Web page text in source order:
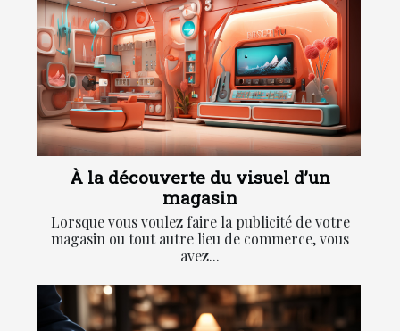
À la découverte du visuel d’un
magasin
Lorsque vous voulez faire la publicité de votre
magasin ou tout autre lieu de commerce, vous
avez...